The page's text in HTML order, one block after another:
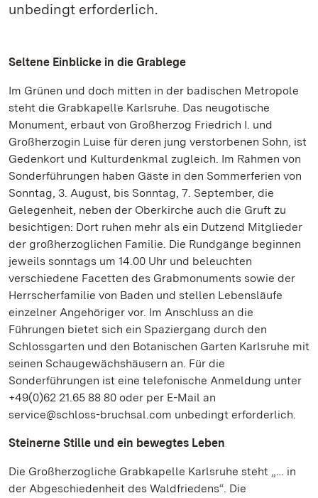
unbedingt erforderlich.
Seltene Einblicke in die Grablege
Im Grünen und doch mitten in der badischen Metropole
steht die Grabkapelle Karlsruhe. Das neugotische
Monument, erbaut von Großherzog Friedrich I. und
Großherzogin Luise für deren jung verstorbenen Sohn, ist
Gedenkort und Kulturdenkmal zugleich. Im Rahmen von
Sonderführungen haben Gäste in den Sommerferien von
Sonntag, 3. August, bis Sonntag, 7. September, die
Gelegenheit, neben der Oberkirche auch die Gruft zu
besichtigen: Dort ruhen mehr als ein Dutzend Mitglieder
der großherzoglichen Familie. Die Rundgänge beginnen
jeweils sonntags um 14.00 Uhr und beleuchten
verschiedene Facetten des Grabmonuments sowie der
Herrscherfamilie von Baden und stellen Lebensläufe
einzelner Angehöriger vor. Im Anschluss an die
Führungen bietet sich ein Spaziergang durch den
Schlossgarten und den Botanischen Garten Karlsruhe mit
seinen Schaugewächshäusern an. Für die
Sonderführungen ist eine telefonische Anmeldung unter
+49(0)62 21.65 88 80 oder per E-Mail an
service@schloss-bruchsal.com unbedingt erforderlich.
Steinerne Stille und ein bewegtes Leben
Die Großherzogliche Grabkapelle Karlsruhe steht „… in
der Abgeschiedenheit des Waldfriedens“. Die